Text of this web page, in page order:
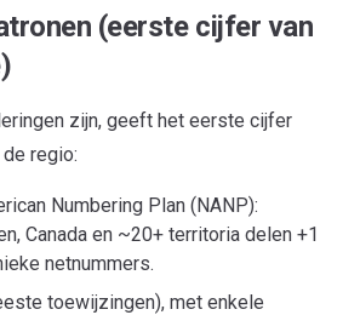
(eerste cijfer van
zijn, geeft het eerste cijfer
regio:
Numbering Plan (NANP):
Canada en ~20+ territoria delen +1
netnummers.
toewijzingen), met enkele